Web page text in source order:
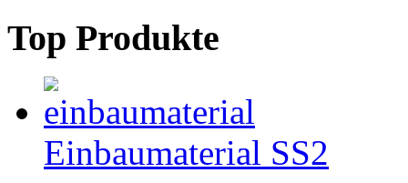
Top Produkte
Einbaumaterial SS2